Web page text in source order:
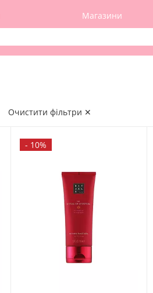
Магазини
Очистити фільтри ✕
- 10%